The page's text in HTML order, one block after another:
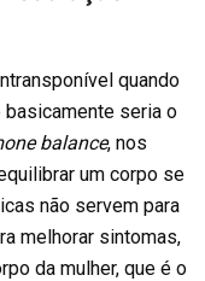
quando
basicamente seria o
balance, nos
um corpo se
não servem para
melhorar sintomas,
da mulher, que é o